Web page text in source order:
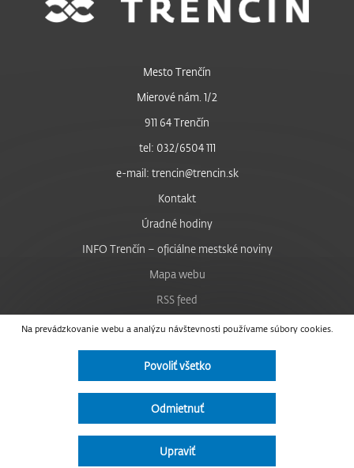
Na prevádzkovanie webu a analýzu návštevnosti používame súbory cookies.
Povoliť všetko
Odmietnuť
Upraviť
Mesto Trenčín
Mierové nám. 1/2
911 64 Trenčín
tel: 032/6504 111
e-mail: trencin@trencin.sk
Kontakt
Úradné hodiny
INFO Trenčín – oficiálne mestské noviny
Mapa webu
RSS feed
Nastavenie cookies
Facebook
Instagram
Vyhlásenie o prístupnosti